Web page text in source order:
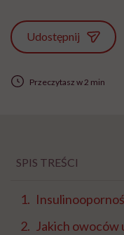
Udostępnij
Przeczytasz w 2 min
SPIS TREŚCI
Jakich owoców